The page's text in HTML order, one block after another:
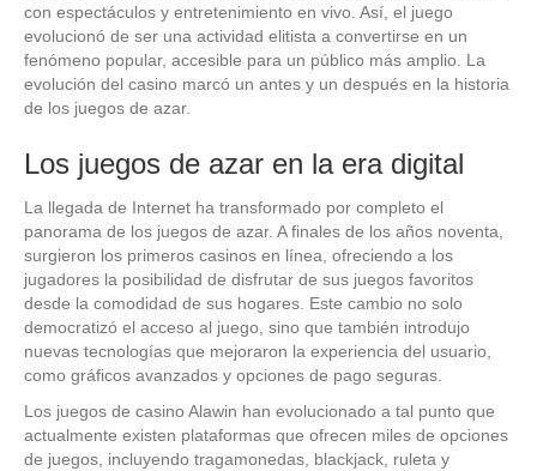
con espectáculos y entretenimiento en vivo. Así, el juego
evolucionó de ser una actividad elitista a convertirse en un
fenómeno popular, accesible para un público más amplio. La
evolución del casino marcó un antes y un después en la historia
de los juegos de azar.
Los juegos de azar en la era digital
La llegada de Internet ha transformado por completo el
panorama de los juegos de azar. A finales de los años noventa,
surgieron los primeros casinos en línea, ofreciendo a los
jugadores la posibilidad de disfrutar de sus juegos favoritos
desde la comodidad de sus hogares. Este cambio no solo
democratizó el acceso al juego, sino que también introdujo
nuevas tecnologías que mejoraron la experiencia del usuario,
como gráficos avanzados y opciones de pago seguras.
Los juegos de casino Alawin han evolucionado a tal punto que
actualmente existen plataformas que ofrecen miles de opciones
de juegos, incluyendo tragamonedas, blackjack, ruleta y